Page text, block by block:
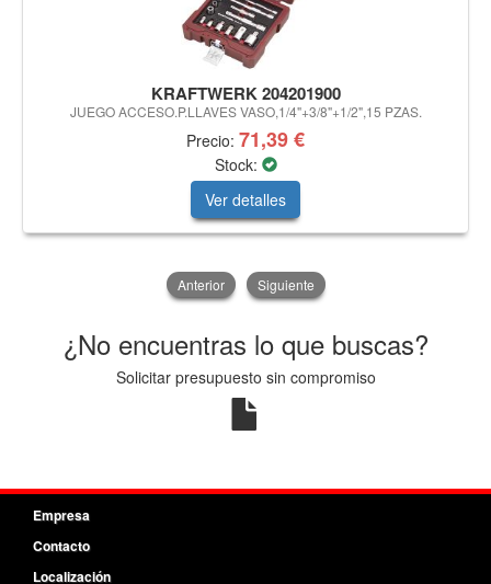
KRAFTWERK 204201900
JUEGO ACCESO.P.LLAVES VASO,1/4"+3/8"+1/2",15 PZAS.
Precio: 71,39 €
Stock:
Ver detalles
Anterior Siguiente
¿No encuentras lo que buscas?
Solicitar presupuesto sin compromiso
Empresa
Contacto
Localización